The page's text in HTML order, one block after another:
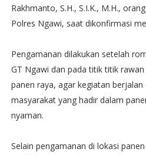
Rakhmanto, S.H., S.I.K., M.H.,
Polres Ngawi, saat dikonfirmasi
Pengamanan dilakukan setelah
GT Ngawi dan pada titik titik
panen raya, agar kegiatan berjalan
masyarakat yang hadir dalam
nyaman.
Selain pengamanan di lokasi